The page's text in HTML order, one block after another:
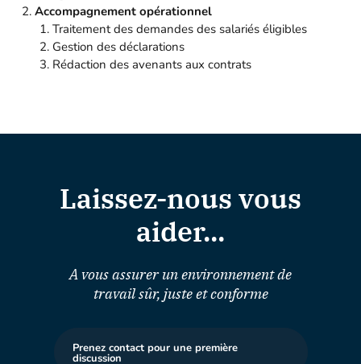
Accompagnement opérationnel
Traitement des demandes des salariés éligibles
Gestion des déclarations
Rédaction des avenants aux contrats
Laissez-nous vous
aider...
A vous assurer un environnement de
travail sûr, juste et conforme
Prenez contact pour une première
discussion